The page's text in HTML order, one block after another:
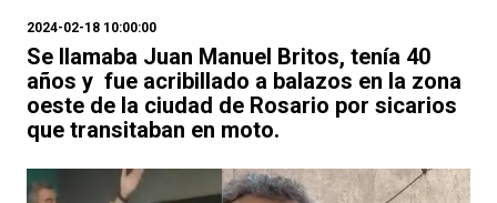
2024-02-18 10:00:00
Se llamaba Juan Manuel Britos, tenía 40
años y fue acribillado a balazos en la zona
oeste de la ciudad de Rosario por sicarios
que transitaban en moto.